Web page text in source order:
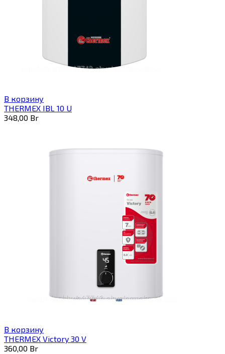
В корзину
THERMEX IBL 10 U
348,00 Br
В корзину
THERMEX Victory 30 V
360,00 Br